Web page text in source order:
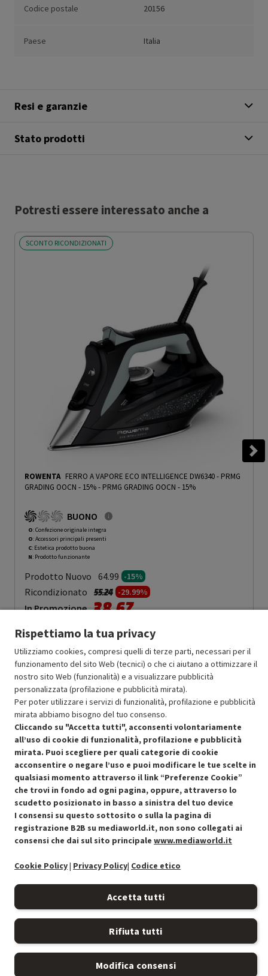
Codice postale 20156
Paese Italia
Resi e garanzie
Stato prodotti
Potresti essere interessato anche a
SCONTO RICONDIZIONATI
ROWENTA FERRO A VAPORE ECO INTELLIGENCE DW6340 - PRMG
GRADING OOCN - 15%- PRMG GRADING OOCN - 15%
BUONO
O: Confezione originale integra
O: Accessori principali presenti
C: Estetica prodotto buona
N: Prodotto funzionante
Prodotto Nuovo 64.99 -15%
Ricondizionato Prezzo ridotto da
55.24a-29.99%
In Promozione 38.67
Aggiungi al carrello
SCONTO RICONDIZIONATI
Approfitta dello sconto del 30% sul prodotto ricondizionato.
Condizioni generali di vendita
Cookie Policy
Preferenze cookie
Informativa privacy
Recedere dal contratto qui
Rispettiamo la tua privacy
Utilizziamo cookies, compresi quelli di terze parti, necessari per il
funzionamento del sito Web (tecnici) o che ci aiutano a ottimizzare il
nostro sito Web (funzionalità) e a visualizzare pubblicità
personalizzata (profilazione e pubblicità mirata).
Per poter utilizzare i servizi di funzionalità, profilazione e pubblicità
mirata abbiamo bisogno del tuo consenso.
Cliccando su "Accetta tutti", acconsenti volontariamente
all’uso di cookie di funzionalità, profilazione e pubblicità
mirata. Puoi scegliere per quali categorie di cookie
acconsentire o negare l’uso e puoi modificare le tue scelte in
qualsiasi momento attraverso il link “Preferenze Cookie”
che trovi in fondo ad ogni pagina, oppure, attraverso lo
scudetto posizionato in basso a sinistra del tuo device
I consensi su questo sottosito o sulla la pagina di
registrazione B2B su mediaworld.it, non sono collegati ai
consensi che dai sul sito principale www.mediaworld.it
Cookie Policy| Privacy Policy| Codice etico
Accetta tutti
Rifiuta tutti
Modifica consensi